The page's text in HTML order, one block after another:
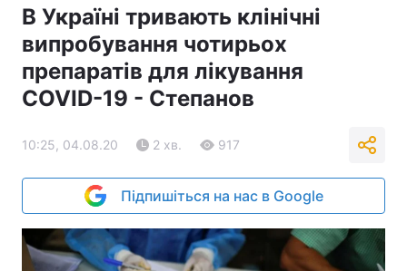
В Україні тривають клінічні
випробування чотирьох
препаратів для лікування
COVID-19 - Степанов
10:25, 04.08.20 2 хв. 917
Підпишіться на нас в Google